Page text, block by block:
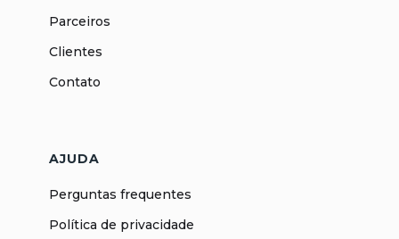
Parceiros
Clientes
Contato
AJUDA
Perguntas frequentes
Política de privacidade